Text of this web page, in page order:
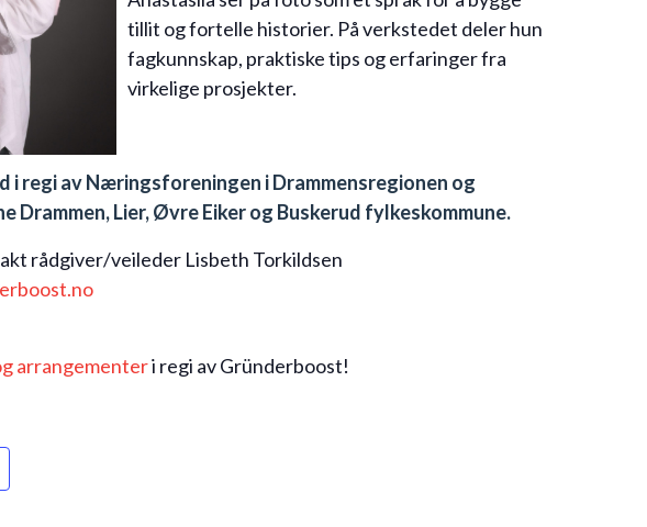
tillit og fortelle historier. På verkstedet deler hun
fagkunnskap, praktiske tips og erfaringer fra
virkelige prosjekter.
i regi av Næringsforeningen i Drammensregionen og
Drammen, Lier, Øvre Eiker og Buskerud fylkeskommune.
rådgiver/veileder Lisbeth Torkildsen
arrangementeri regi av Gründerboost!